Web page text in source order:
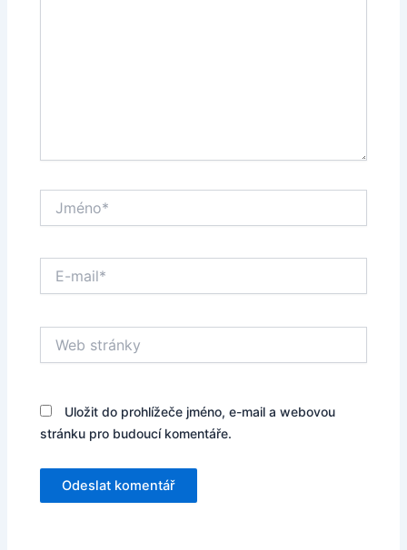
mail*
stránky
Uložit do prohlížeče jméno, e-mail a webovou
stránku pro budoucí komentáře.